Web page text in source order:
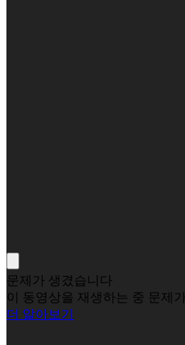
문제가 생겼습니다
이 동영상을 재생하는 중 문제
더 알아보기